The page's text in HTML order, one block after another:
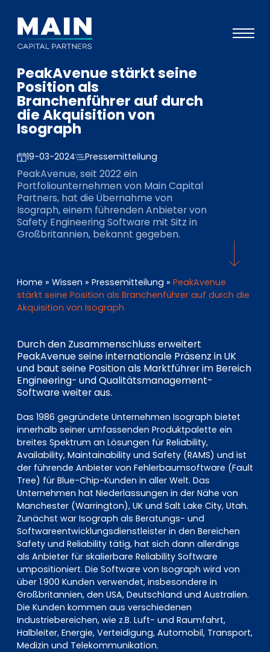
Portfolio
Ansatz
Veranstaltungen
Investoren
ESG
Über uns
Pulse login
PeakAvenue stärkt seine
Position als
Branchenführer auf durch
die Akquisition von
Isograph
19-03-2024 Pressemitteilung
PeakAvenue, seit 2022 ein
Portfoliounternehmen von Main Capital
Partners, hat die Übernahme von
Isograph, einem führenden Anbieter von
Safety Engineering Software mit Sitz in
Großbritannien, bekannt gegeben.
Home » Wissen » Pressemitteilung » PeakAvenue
stärkt seine Position als Branchenführer auf durch die
Akquisition von Isograph
Durch den Zusammenschluss erweitert
PeakAvenue seine internationale Präsenz in UK
und baut seine Position als Marktführer im Bereich
Engineering- und Qualitätsmanagement-
Software weiter aus.
Das 1986 gegründete Unternehmen Isograph bietet
innerhalb seiner umfassenden Produktpalette ein
breites Spektrum an Lösungen für Reliability,
Availability, Maintainability und Safety (RAMS) und ist
der führende Anbieter von Fehlerbaumsoftware (Fault
Tree) für Blue-Chip-Kunden in aller Welt. Das
Unternehmen hat Niederlassungen in der Nähe von
Manchester (Warrington), UK und Salt Lake City, Utah.
Zunächst war Isograph als Beratungs- und
Softwareentwicklungsdienstleister in den Bereichen
Safety und Reliability tätig, hat sich dann allerdings
als Anbieter für skalierbare Reliability Software
umpositioniert. Die Software von Isograph wird von
über 1.900 Kunden verwendet, insbesondere in
Großbritannien, den USA, Deutschland und Australien.
Die Kunden kommen aus verschiedenen
Industriebereichen, wie z.B. Luft- und Raumfahrt,
Halbleiter, Energie, Verteidigung, Automobil, Transport,
Medizin und Telekommunikation.